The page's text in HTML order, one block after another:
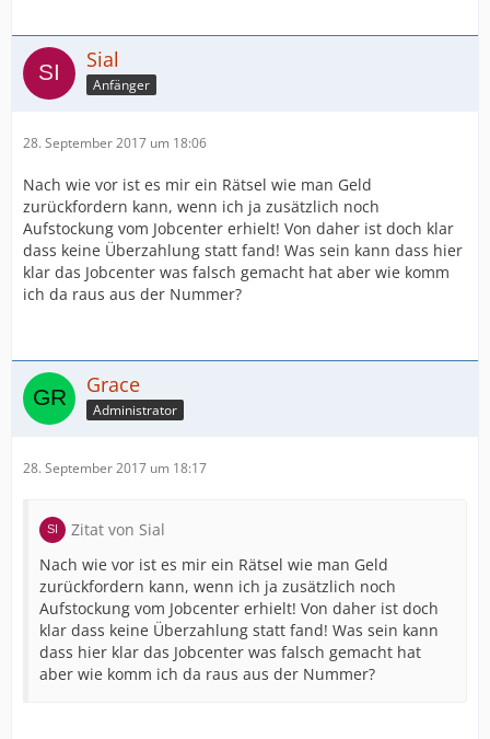
Sial
Anfänger
28. September 2017 um 18:06
Nach wie vor ist es mir ein Rätsel wie man Geld
zurückfordern kann, wenn ich ja zusätzlich noch
Aufstockung vom Jobcenter erhielt! Von daher ist doch klar
dass keine Überzahlung statt fand! Was sein kann dass hier
klar das Jobcenter was falsch gemacht hat aber wie komm
ich da raus aus der Nummer?
Grace
Administrator
28. September 2017 um 18:17
Zitat von Sial
Nach wie vor ist es mir ein Rätsel wie man Geld
zurückfordern kann, wenn ich ja zusätzlich noch
Aufstockung vom Jobcenter erhielt! Von daher ist doch
klar dass keine Überzahlung statt fand! Was sein kann
dass hier klar das Jobcenter was falsch gemacht hat
aber wie komm ich da raus aus der Nummer?